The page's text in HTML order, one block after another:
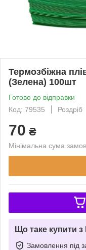
Термозбіжна
(Зелена) 100шт
Готово до відправки
Код: 79535
Роздріб
70 ₴
Мінімальна сума
Що таке купити
Замовлення під